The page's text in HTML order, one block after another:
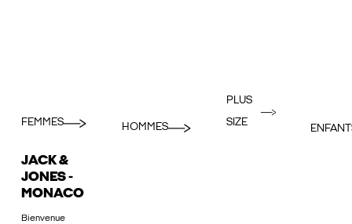
FEMMES HOMMES
PLUS
SIZE
JACK &
JONES -
MONACO
Bienvenue